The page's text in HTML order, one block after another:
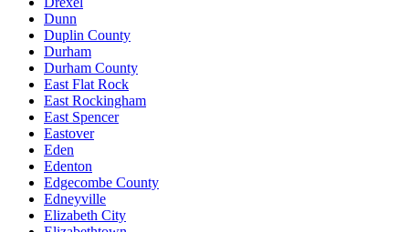
Dunn
Duplin County
Durham
Durham County
East Flat Rock
East Rockingham
East Spencer
Eastover
Eden
Edenton
Edgecombe County
Edneyville
Elizabeth City